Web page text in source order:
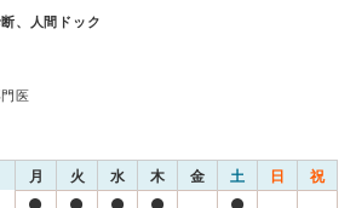
、人間ドック
医
月 火 水 木 金 土 日 祝